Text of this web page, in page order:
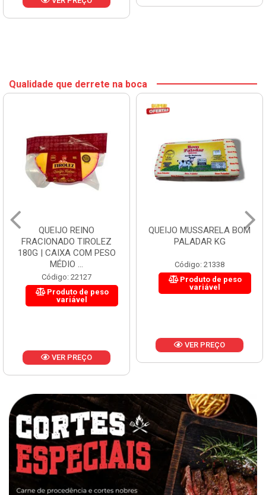
Qualidade que derrete na boca
QUEIJO REINO
FRACIONADO TIROLEZ
180G | CAIXA COM PESO
MÉDIO ...
Código: 22127
Produto de peso
variável
VER PREÇO
QUEIJO MUSSARELA BOM
PALADAR KG
Código: 21338
Produto de peso
variável
VER PREÇO